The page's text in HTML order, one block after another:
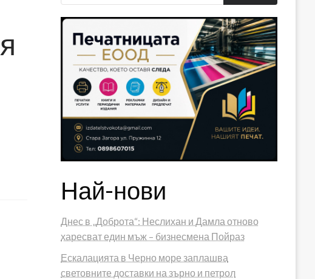
Най-нови
Днес в „Доброта“: Неслихан и Дамла отново
харесват един мъж – бизнесмена Пойраз
Ескалацията в Черно море заплашва
световните доставки на зърно и петрол